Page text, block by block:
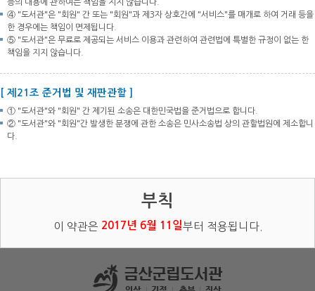
등의 내용에 관하여는 책임을 지지 않습니다.
④ "도서관"은 "회원" 간 또는 "회원"과 제3자 상호간에 "서비스"를 매개로 하여 거래 등을
한 경우에는 책임이 면제됩니다.
⑤ "도서관"은 무료로 제공되는 서비스 이용과 관련하여 관련법에 특별한 규정이 없는 한
책임을 지지 않습니다.
[ 제21조 준거법 및 재판관할 ]
① "도서관"와 "회원" 간 제기된 소송은 대한민국법을 준거법으로 합니다.
② "도서관"와 "회원"간 발생한 분쟁에 관한 소송은 민사소송법 상의 관할법원에 제소합니
다.
부칙
이 약관은 2017년 6월 11일부터 적용됩니다.